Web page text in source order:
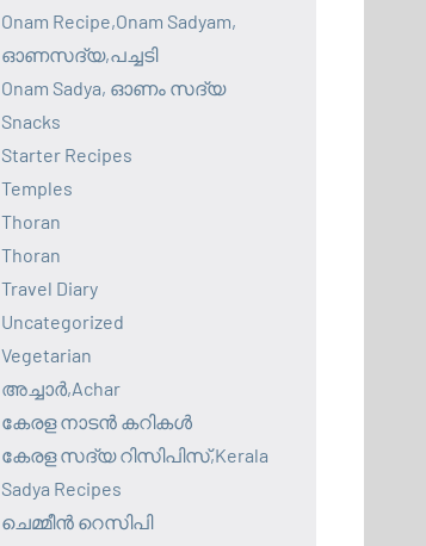
Onam Recipe,Onam Sadyam,
ഓണസദ്യ,പച്ചടി
Onam Sadya, ഓണം സദ്യ
Snacks
Starter Recipes
Temples
Thoran
Thoran
Travel Diary
Uncategorized
Vegetarian
അച്ചാർ,Achar
കേരള നാടൻ കറികൾ
കേരള സദ്യ റിസിപിസ്,Kerala
Sadya Recipes
ചെമ്മീൻ റെസിപി